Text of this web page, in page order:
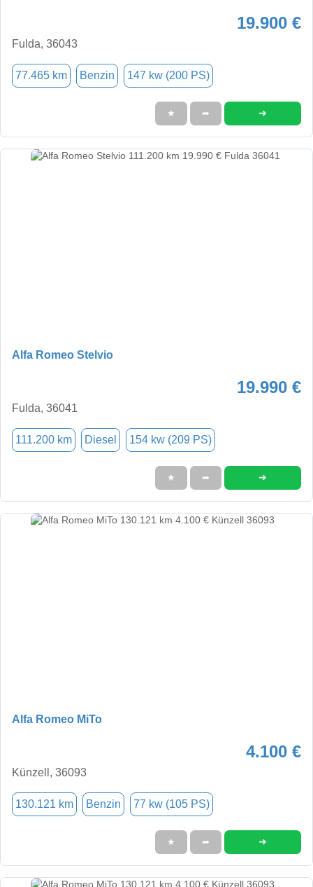
19.900 €
Fulda, 36043
77.465 km Benzin 147 kw (200 PS)
★ ➦ ➜
Alfa Romeo Stelvio
19.990 €
Fulda, 36041
111.200 km Diesel 154 kw (209 PS)
★ ➦ ➜
Alfa Romeo MiTo
4.100 €
Künzell, 36093
130.121 km Benzin 77 kw (105 PS)
★ ➦ ➜